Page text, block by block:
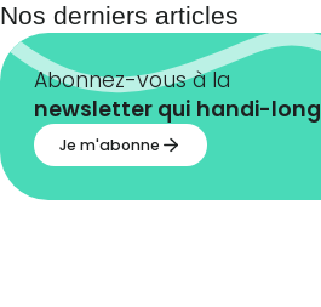
Nos derniers articles
Abonnez-vous à la
newsletter qui handi-long
Je m'abonne